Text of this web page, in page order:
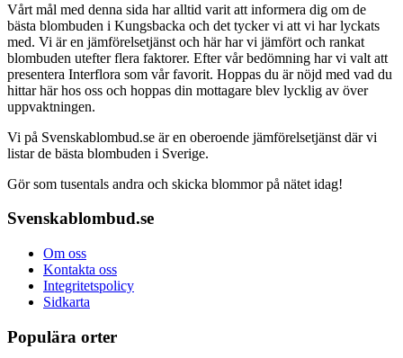
Vårt mål med denna sida har alltid varit att informera dig om de
bästa blombuden i Kungsbacka och det tycker vi att vi har lyckats
med. Vi är en jämförelsetjänst och här har vi jämfört och rankat
blombuden utefter flera faktorer. Efter vår bedömning har vi valt att
presentera Interflora som vår favorit. Hoppas du är nöjd med vad du
hittar här hos oss och hoppas din mottagare blev lycklig av över
uppvaktningen.
Vi på Svenskablombud.se är en oberoende jämförelsetjänst där vi
listar de bästa blombuden i Sverige.
Gör som tusentals andra och skicka blommor på nätet idag!
Svenskablombud.se
Om oss
Kontakta oss
Integritetspolicy
Sidkarta
Populära orter